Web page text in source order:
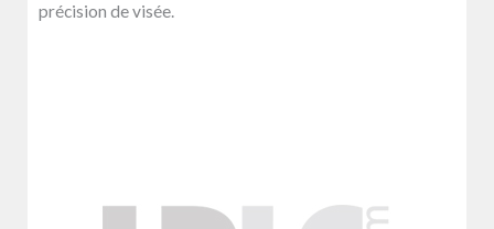
précision de visée.